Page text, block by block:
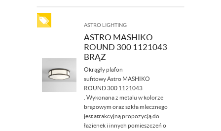
ASTRO LIGHTING
ASTRO MASHIKO
ROUND 300 1121043
BRĄZ
Okrągły plafon
sufitowy Astro MASHIKO
ROUND 300 1121043
. Wykonana z metalu w kolorze
brązowym oraz szkła mlecznego
jest atrakcyjną propozycją do
łazienek i innych pomieszczeń o